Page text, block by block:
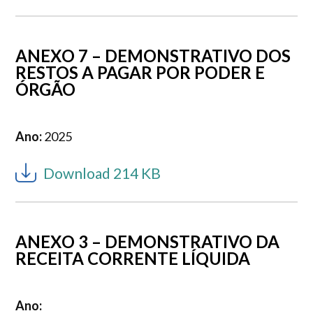
ANEXO 7 – DEMONSTRATIVO DOS
RESTOS A PAGAR POR PODER E
ÓRGÃO
Ano:2025
Download 214 KB
ANEXO 3 – DEMONSTRATIVO DA
RECEITA CORRENTE LÍQUIDA
Ano: